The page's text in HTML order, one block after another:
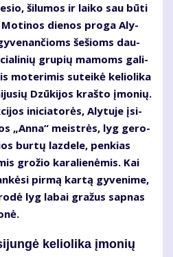
ši­lu­mos ir lai­ko sau bū­ti
die­nos pro­ga Aly­
še­šioms dau­
gru­pių ma­moms ga­li­
mo­te­ri­mis su­tei­kė ke­lio­li­ka
Dzū­ki­jos kraš­to įmo­nių.
ini­cia­to­rės, Aly­tu­je įsi­
„An­na“ meist­rės, lyg ge­ro­
bur­tų laz­de­le, pen­kias
gro­žio ka­ra­lie­nė­mis. Kai
pir­mą kar­tą gy­ve­ni­me,
lyg la­bai gra­žus sap­nas
ke­lio­li­ka įmo­nių